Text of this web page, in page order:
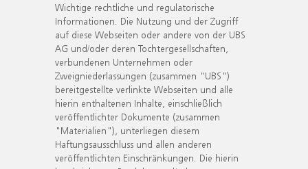
Wichtige rechtliche und regulatorische
Informationen. Die Nutzung und der Zugriff
auf diese Webseiten oder andere von der UBS
AG und/oder deren Tochtergesellschaften,
verbundenen Unternehmen oder
Zweigniederlassungen (zusammen "UBS")
bereitgestellte verlinkte Webseiten und alle
hierin enthaltenen Inhalte, einschließlich
veröffentlichter Dokumente (zusammen
"Materialien"), unterliegen diesem
Haftungsausschluss und allen anderen
veröffentlichten Einschränkungen. Die hierin